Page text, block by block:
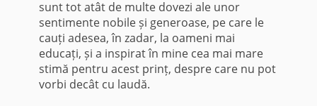
sunt tot atât de multe dovezi ale unor
sentimente nobile și generoase, pe care le
cauți adesea, în zadar, la oameni mai
educați, și a inspirat în mine cea mai mare
stimă pentru acest prinț, despre care nu pot
vorbi decât cu laudă.